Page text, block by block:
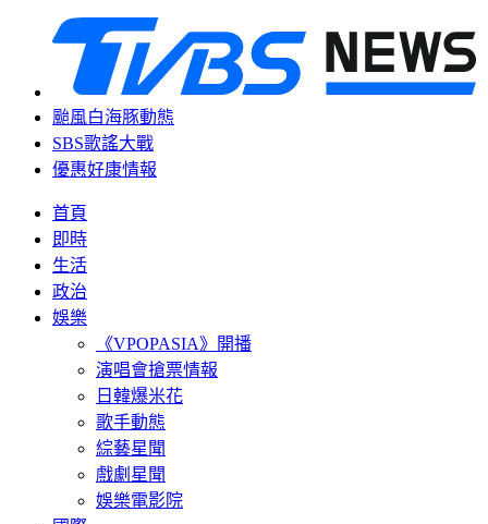
颱風白海豚動態
SBS歌謠大戰
優惠好康情報
首頁
即時
生活
政治
娛樂
《VPOPASIA》開播
演唱會搶票情報
日韓爆米花
歌手動態
綜藝星聞
戲劇星聞
娛樂電影院